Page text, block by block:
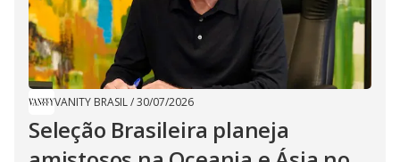
VANITY BRASIL/30/07/2026
Seleção Brasileira planeja